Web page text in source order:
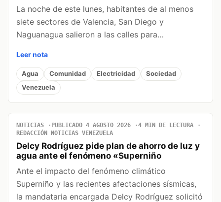
La noche de este lunes, habitantes de al menos
siete sectores de Valencia, San Diego y
Naguanagua salieron a las calles para…
Leer nota
Agua Comunidad Electricidad
Sociedad
Venezuela
NOTICIAS PUBLICADO 4 AGOSTO 2026
4 MIN DE LECTURA
REDACCIÓN NOTICIAS VENEZUELA
Delcy Rodríguez pide plan de ahorro de luz y
agua ante el fenómeno «Superniño
Ante el impacto del fenómeno climático
Superniño y las recientes afectaciones sísmicas,
la mandataria encargada Delcy Rodríguez solicitó